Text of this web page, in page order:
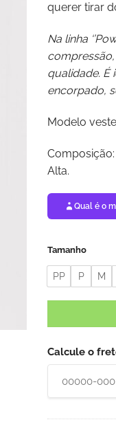
querer tirar
Na linha
qualidade. É
encorpado,
Modelo veste
Composição:
Alta.
Qual é o
Tamanho
PP P M
Calcule o